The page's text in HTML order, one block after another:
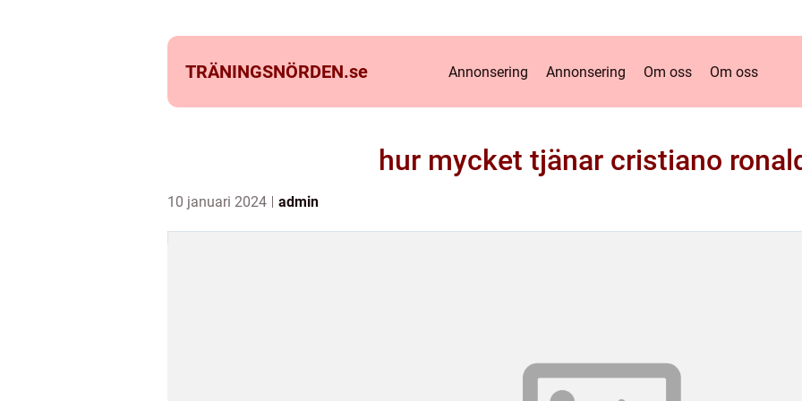
TRÄNINGSNÖRDEN.se Annonsering Annonsering Om oss Om oss
hur mycket tjänar cristiano
10 januari 2024 admin